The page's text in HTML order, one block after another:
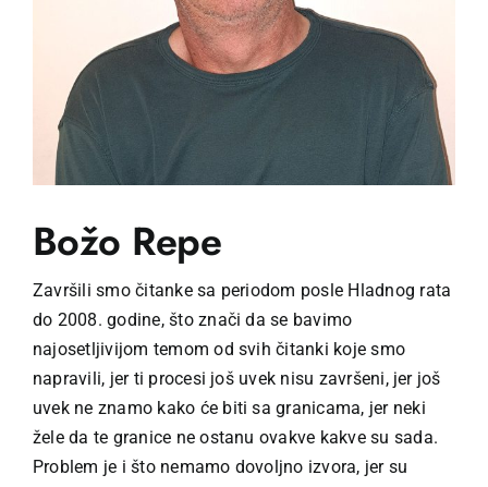
Božo Repe
Završili smo čitanke sa periodom posle Hladnog rata
do 2008. godine, što znači da se bavimo
najosetljivijom temom od svih čitanki koje smo
napravili, jer ti procesi još uvek nisu završeni, jer još
uvek ne znamo kako će biti sa granicama, jer neki
žele da te granice ne ostanu ovakve kakve su sada.
Problem je i što nemamo dovoljno izvora, jer su